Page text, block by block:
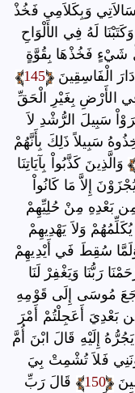
وَبِكَلاَمِي فَخُذْ
وَكَتَبْنَا لَهُ فِي الأَلْوَاحِ
فَخُذْهَا بِقُوَّةٍ
الْفَاسِقِينَ 145
الأَرْضِ بِغَيْرِ الْحَقِّ
سَبِيلَ الرُّشْدِ لاَ
سَبِيلاً ذَلِكَ بِأَنَّهُمْ
وَالَّذِينَ كَذَّبُواْ بِآيَاتِنَا
إِلاَّ مَا كَانُواْ
بَعْدِهِ مِنْ حُلِيِّهِمْ
وَلاَ يَهْدِيهِمْ
سُقِطَ فَي أَيْدِيهِمْ
رَبُّنَا وَيَغْفِرْ لَنَا
مُوسَى إِلَى قَوْمِهِ
بَعْدِيَ أَعَجِلْتُمْ أَمْرَ
إِلَيْهِ قَالَ ابْنَ أُمَّ
فَلاَ تُشْمِتْ بِيَ
150
قَالَ رَبِّ